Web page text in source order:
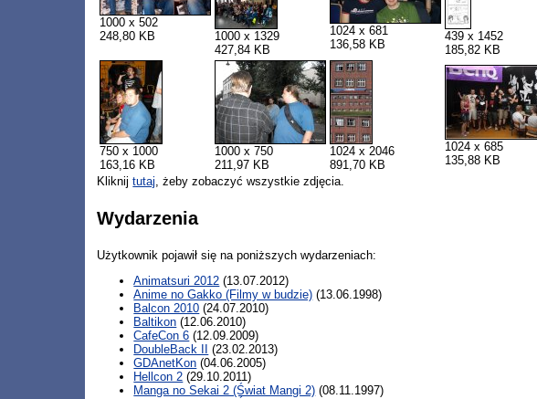
1000 x 502
248,80 KB
1000 x 1329
427,84 KB
1024 x 681
136,58 KB
439 x 1452
185,82 KB
750 x 1000
163,16 KB
1000 x 750
211,97 KB
1024 x 2046
891,70 KB
1024 x 685
135,88 KB
Kliknijtutaj, żeby zobaczyć wszystkie zdjęcia.
Wydarzenia
Użytkownik pojawił się na poniższych wydarzeniach:
Animatsuri 2012 (13.07.2012)
Anime no Gakko (Filmy w budzie) (13.06.1998)
Balcon 2010 (24.07.2010)
Baltikon (12.06.2010)
CafeCon 6 (12.09.2009)
DoubleBack II
(23.02.2013)
GDAnetKon (04.06.2005)
Hellcon 2 (29.10.2011)
Manga no Sekai 2 (Świat Mangi 2) (08.11.1997)